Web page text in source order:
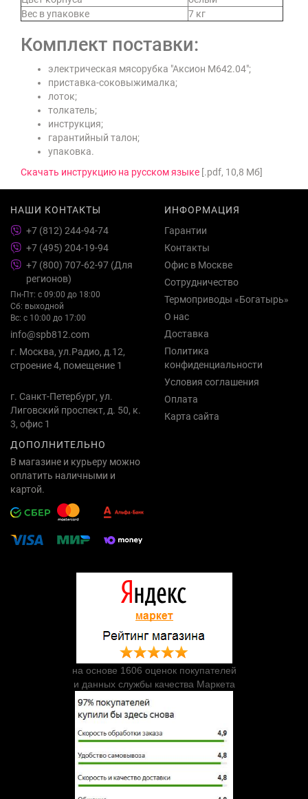
Вес в упаковке
7 кг
Комплект поставки:
электрическая мясорубка "Аксион М642.04";
приставка-соковыжималка;
лоток;
толкатель;
инструкция;
гарантийный талон;
упаковка.
Скачать инструкцию на русском языке [.pdf, 10,8 Мб]
НАШИ КОНТАКТЫ
+7 (812) 244-94-74
+7 (495) 204-19-94
+7 (800) 707-62-97 (Для
регионов)
Пн-Пт: с 09:00 до 18:00
Сб: выходной
Вс: с 10:00 до 17:00
info@spb812.com
г. Москва, ул.Радио, д.12,
строение 4, помещение 1
г. Санкт-Петербург, ул.
Лиговский проспект, д. 50, к.
3, офис 1
ИНФОРМАЦИЯ
Гарантии
Контакты
Офис в Москве
Сотрудничество
Термоприводы «Богатырь»
О нас
Доставка
Политика
конфиденциальности
Условия соглашения
Оплата
Карта сайта
ДОПОЛНИТЕЛЬНО
В магазине и курьеру можно
оплатить наличными и
картой.
на основе 1606 оценок покупателей
и данных службы качества Маркета